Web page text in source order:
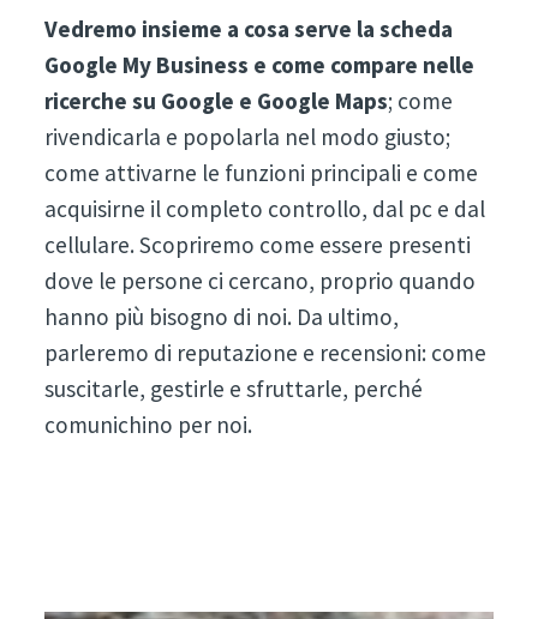
Vedremo insieme a cosa serve la scheda
Google My Business e come compare nelle
ricerche su Google e Google Maps; come
rivendicarla e popolarla nel modo giusto;
come attivarne le funzioni principali e come
acquisirne il completo controllo, dal pc e dal
cellulare. Scopriremo come essere presenti
dove le persone ci cercano, proprio quando
hanno più bisogno di noi. Da ultimo,
parleremo di reputazione e recensioni: come
suscitarle, gestirle e sfruttarle, perché
comunichino per noi.